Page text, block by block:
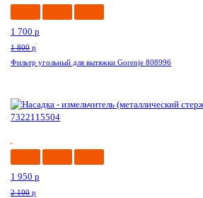
1 700 p
1 800 p
Фильтр угольный для вытяжки Gorenje 808996
1 950 p
2 100 p